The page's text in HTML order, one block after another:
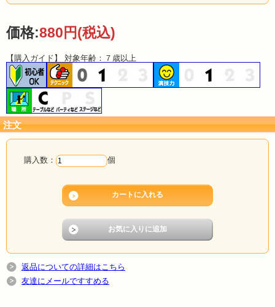
価格:880円(税込)
【購入ガイド】 対象年齢：７歳以上
注文
購入数： 個
返品についての詳細はこちら
友達にメールですすめる